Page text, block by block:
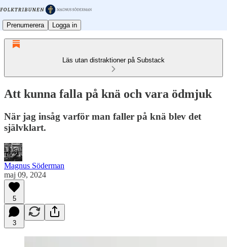
Prenumerera Logga in
Läs utan distraktioner på Substack
Att kunna falla på knä och vara ödmjuk
När jag insåg varför man faller på knä blev det
självklart.
Magnus Söderman
maj 09, 2024
5
3